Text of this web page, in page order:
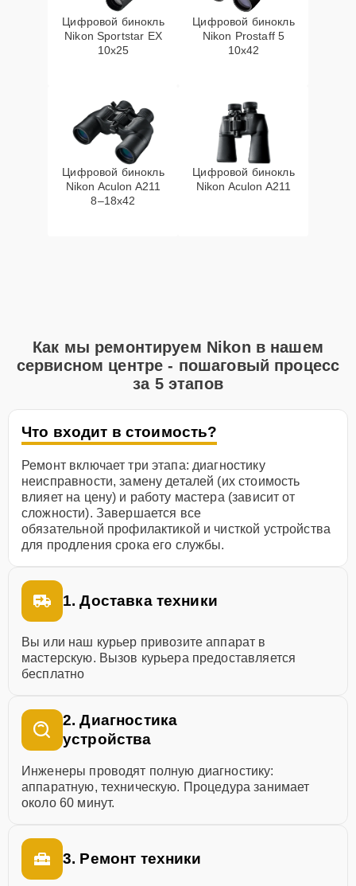
Цифровой бинокль
Nikon Sportstar EX
10x25
Цифровой бинокль
Nikon Prostaff 5
10x42
Цифровой бинокль
Nikon Aculon A211
8–18x42
Цифровой бинокль
Nikon Aculon A211
Как мы ремонтируем Nikon в нашем
сервисном центре - пошаговый процесс
за 5 этапов
Что входит в стоимость?
Ремонт включает три этапа: диагностику
неисправности, замену деталей (их стоимость
влияет на цену) и работу мастера (зависит от
сложности). Завершается все
обязательной профилактикой и чисткой устройства
для продления срока его службы.
1. Доставка техники
Вы или наш курьер привозите аппарат в
мастерскую. Вызов курьера предоставляется
бесплатно
2. Диагностика
устройства
Инженеры проводят полную диагностику:
аппаратную, техническую. Процедура занимает
около 60 минут.
3. Ремонт техники